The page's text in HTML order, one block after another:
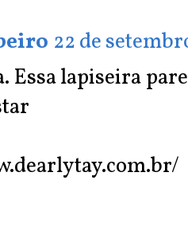
22 de
Essa lapiseira